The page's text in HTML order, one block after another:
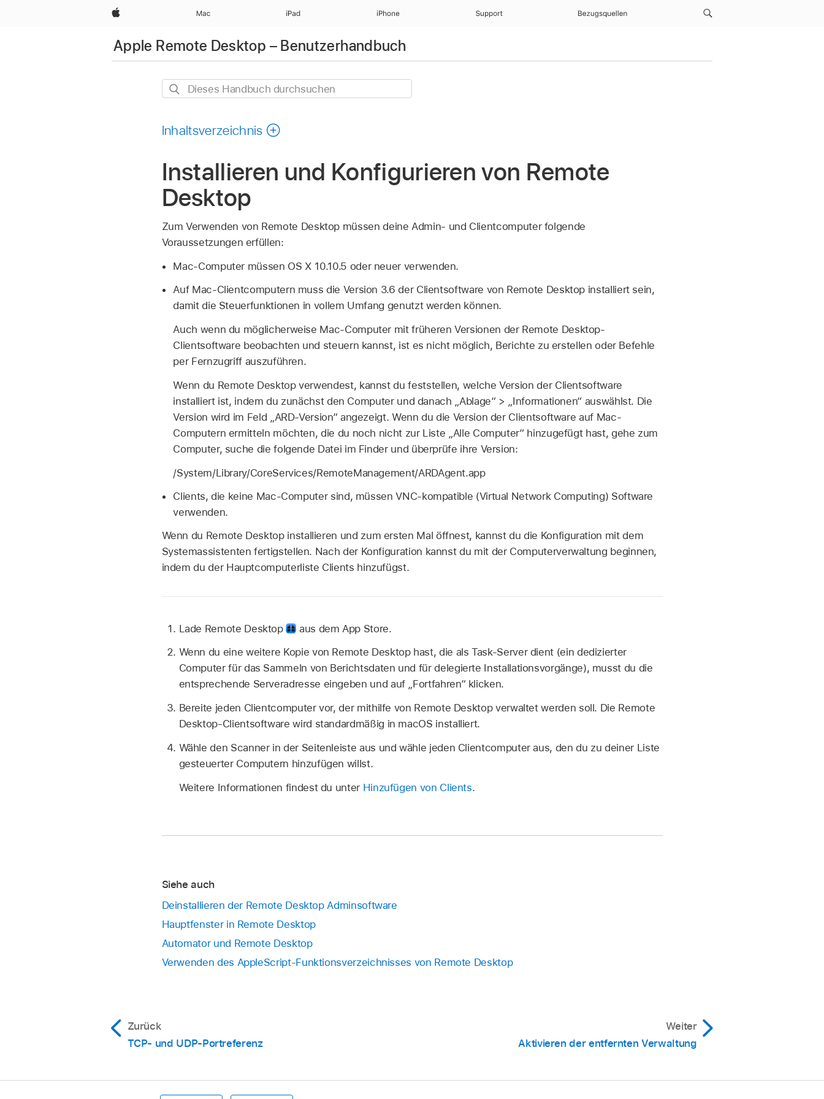
Apple Mac iPad iPhone Support Bezugsquellen
Apple Remote Desktop – Benutzerhandbuch
Dieses
Inhaltsverzeichnis
Installieren und Konfigurieren von Remote
Desktop
Zum Verwenden von Remote Desktop müssen deine Admin- und Clientcomputer folgende
Voraussetzungen erfüllen:
Mac-Computer müssen OS X 10.10.5 oder neuer verwenden.
Auf Mac-Clientcomputern muss die Version 3.6 der Clientsoftware von Remote Desktop installiert sein,
damit die Steuerfunktionen in vollem Umfang genutzt werden können.
Auch wenn du möglicherweise Mac-Computer mit früheren Versionen der Remote Desktop-
Clientsoftware beobachten und steuern kannst, ist es nicht möglich, Berichte zu erstellen oder Befehle
per Fernzugriff auszuführen.
Wenn du Remote Desktop verwendest, kannst du feststellen, welche Version der Clientsoftware
installiert ist, indem du zunächst den Computer und danach „Ablage“ > „Informationen“ auswählst. Die
Version wird im Feld „ARD-Version“ angezeigt. Wenn du die Version der Clientsoftware auf Mac-
Computern ermitteln möchten, die du noch nicht zur Liste „Alle Computer“ hinzugefügt hast, gehe zum
Computer, suche die folgende Datei im Finder und überprüfe ihre Version:
/System/Library/CoreServices/RemoteManagement/ARDAgent.app
Clients, die keine Mac-Computer sind, müssen VNC-kompatible (Virtual Network Computing) Software
verwenden.
Wenn du Remote Desktop installieren und zum ersten Mal öffnest, kannst du die Konfiguration mit dem
Systemassistenten fertigstellen. Nach der Konfiguration kannst du mit der Computerverwaltung beginnen,
indem du der Hauptcomputerliste Clients hinzufügst.
Lade Remote Desktop
aus dem App Store.
Wenn du eine weitere Kopie von Remote Desktop hast, die als Task-Server dient (ein dedizierter
Computer für das Sammeln von Berichtsdaten und für delegierte Installationsvorgänge), musst du die
entsprechende Serveradresse eingeben und auf „Fortfahren“ klicken.
Bereite jeden Clientcomputer vor, der mithilfe von Remote Desktop verwaltet werden soll. Die Remote
Desktop-Clientsoftware wird standardmäßig in macOS installiert.
Wähle den Scanner in der Seitenleiste aus und wähle jeden Clientcomputer aus, den du zu deiner Liste
gesteuerter Computern hinzufügen willst.
Weitere Informationen findest du unter Hinzufügen von Clients.
Siehe auch
Deinstallieren der Remote Desktop Adminsoftware
Hauptfenster in Remote Desktop
Automator und Remote Desktop
Verwenden des AppleScript-Funktionsverzeichnisses von Remote Desktop
Zurück
TCP- und UDP-Portreferenz
Weiter
Aktivieren der entfernten Verwaltung